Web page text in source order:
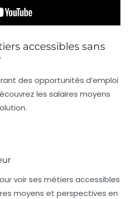
accessibles sans
des opportunités d’emploi
les salaires moyens
voir ses métiers accessibles
moyens et perspectives en